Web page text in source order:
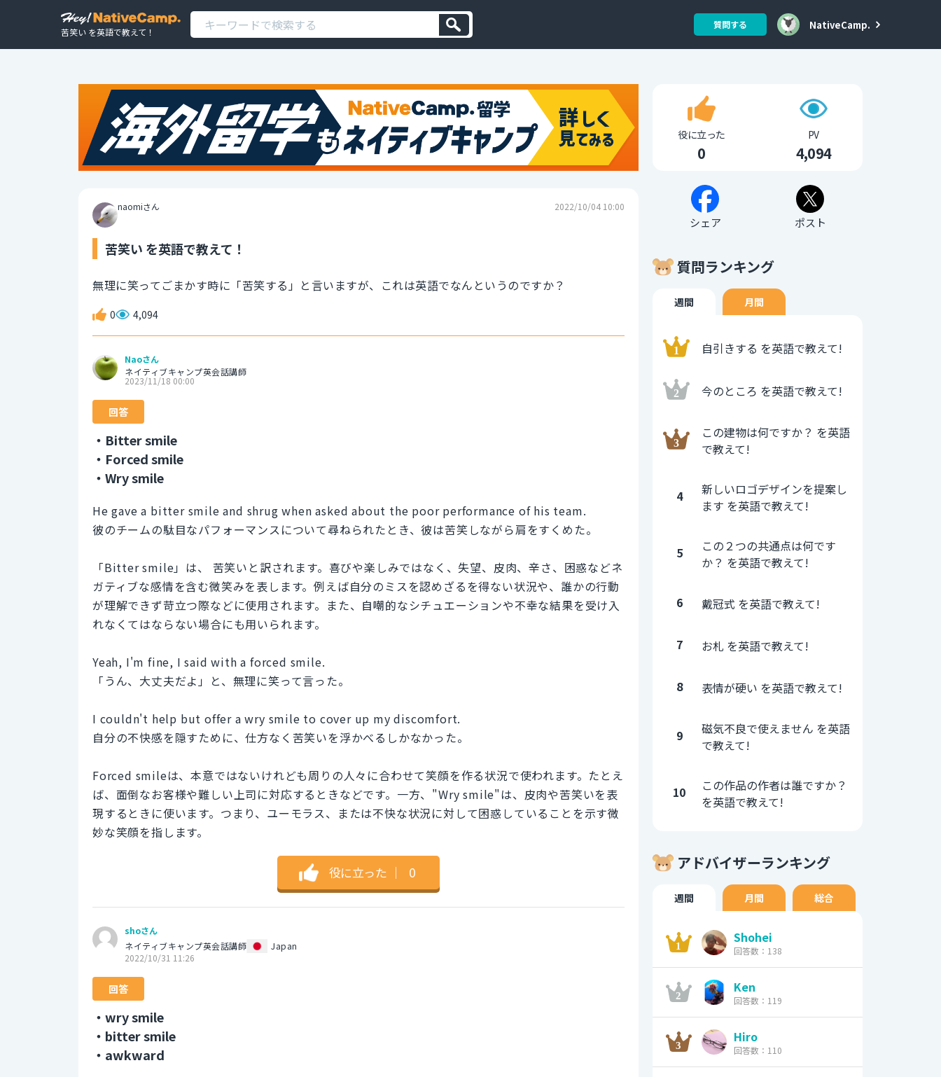
苦笑い を英語で教えて！
質問する NativeCamp.
naomiさん 2022/10/04 10:00
苦笑い を英語で教えて！
無理に笑ってごまかす時に「苦笑する」と言いますが、これは英語でなんというのですか？
0 4,094
Naoさん
ネイティブキャンプ英会話講師
2023/11/18 00:00
回答
・Bitter smile
・Forced smile
・Wry smile
He gave a bitter smile and shrug when asked about the poor performance of his team.
彼のチームの駄目なパフォーマンスについて尋ねられたとき、彼は苦笑しながら肩をすくめた。
「Bitter smile」は、 苦笑いと訳されます。喜びや楽しみではなく、失望、皮肉、辛さ、困惑などネ
ガティブな感情を含む微笑みを表します。例えば自分のミスを認めざるを得ない状況や、誰かの行動
が理解できず苛立つ際などに使用されます。また、自嘲的なシチュエーションや不幸な結果を受け入
れなくてはならない場合にも用いられます。
Yeah, I'm fine, I said with a forced smile.
「うん、大丈夫だよ」と、無理に笑って言った。
I couldn't help but offer a wry smile to cover up my discomfort.
自分の不快感を隠すために、仕方なく苦笑いを浮かべるしかなかった。
Forced smileは、本意ではないけれども周りの人々に合わせて笑顔を作る状況で使われます。たとえ
ば、面倒なお客様や難しい上司に対応するときなどです。一方、"Wry smile"は、皮肉や苦笑いを表
現するときに使います。つまり、ユーモラス、または不快な状況に対して困惑していることを示す微
妙な笑顔を指します。
役に立った ｜ 0
shoさん
ネイティブキャンプ英会話講師
Japan
2022/10/31 11:26
回答
・wry smile
・bitter smile
・awkward
役に立った
0
PV
4,094
シェア ポスト
質問ランキング
週間 月間
自引きする を英語で教えて!
今のところ を英語で教えて!
この建物は何ですか？ を英語
で教えて!
4
新しいロゴデザインを提案し
ます を英語で教えて!
5
この２つの共通点は何です
か？ を英語で教えて!
6 戴冠式 を英語で教えて!
7 お札 を英語で教えて!
8 表情が硬い を英語で教えて!
9
磁気不良で使えません を英語
で教えて!
10
この作品の作者は誰ですか？
を英語で教えて!
アドバイザーランキング
週間 月間 総合
Shohei
回答数：138
Ken
回答数：119
Hiro
回答数：110